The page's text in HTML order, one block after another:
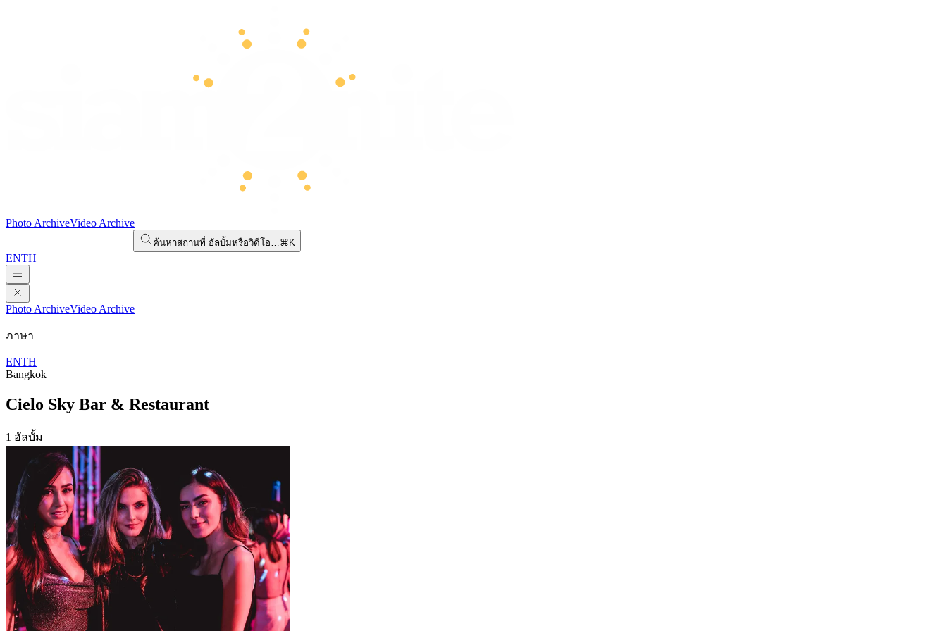
Photo ArchiveVideo Archive
ค้นหาสถานที่ อัลบั้มหรือวิดีโอ…⌘K
ENTH
Photo ArchiveVideo Archive
ภาษา
ENTH
Bangkok
Cielo Sky Bar & Restaurant
1 อัลบั้ม